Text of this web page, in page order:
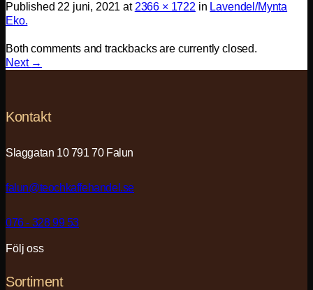
Published 22 juni, 2021 at 2366 × 1722 in Lavendel/Mynta
Eko.
Both comments and trackbacks are currently closed.
Next →
Kontakt
Slaggatan 10 791 70 Falun
falun@teochkaffehandel.se
076 - 328 99 53
Följ oss
Sortiment